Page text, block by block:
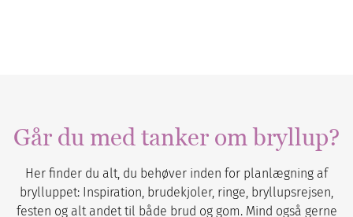
Går du med tanker om bryllup?
Her finder du alt, du behøver inden for planlægning af
brylluppet: Inspiration, brudekjoler, ringe, bryllupsrejsen,
festen og alt andet til både brud og gom. Mind også gerne